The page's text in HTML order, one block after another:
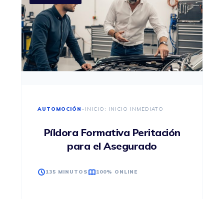
AUTOMOCIÓN • INICIO: INICIO INMEDIATO
Píldora Formativa Peritación
para el Asegurado
135 MINUTOS 100% ONLINE